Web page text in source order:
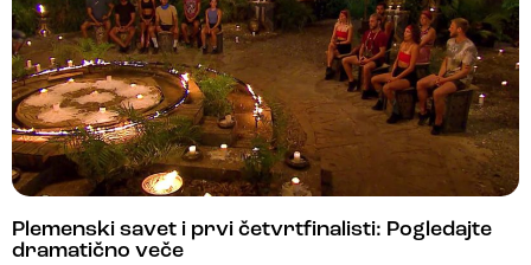
Plemenski savet i prvi četvrtfinalisti: Pogledajte
dramatično veče